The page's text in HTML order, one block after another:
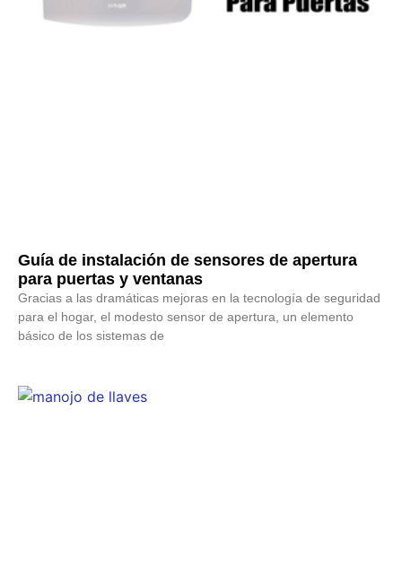
Guía de instalación de sensores de apertura
para puertas y ventanas
Gracias a las dramáticas mejoras en la tecnología de seguridad
para el hogar, el modesto sensor de apertura, un elemento
básico de los sistemas de